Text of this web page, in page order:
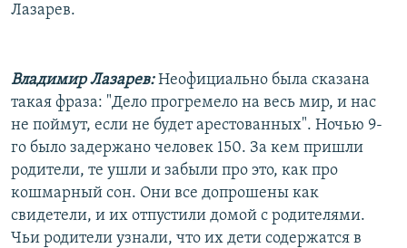
Лазарев.
Владимир Лазарев:Неофициально была сказана
такая фраза: "Дело прогремело на весь мир, и нас
не поймут, если не будет арестованных". Ночью 9-
го было задержано человек 150. За кем пришли
родители, те ушли и забыли про это, как про
кошмарный сон. Они все допрошены как
свидетели, и их отпустили домой с родителями.
Чьи родители узнали, что их дети содержатся в